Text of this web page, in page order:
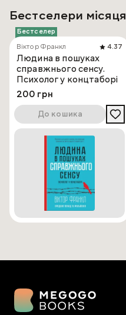
Бестселери місяця
Бестселер
Віктор Франкл
4.37
Людина в пошуках
справжнього сенсу.
Психолог у концтаборі
200 грн
До кошика